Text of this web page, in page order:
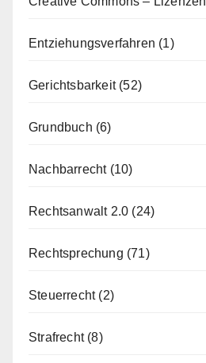
Entziehungsverfahren (1)
Gerichtsbarkeit(52)
Grundbuch (6)
Nachbarrecht(10)
Rechtsanwalt 2.0 (24)
Rechtsprechung (71)
Steuerrecht(2)
Strafrecht(8)